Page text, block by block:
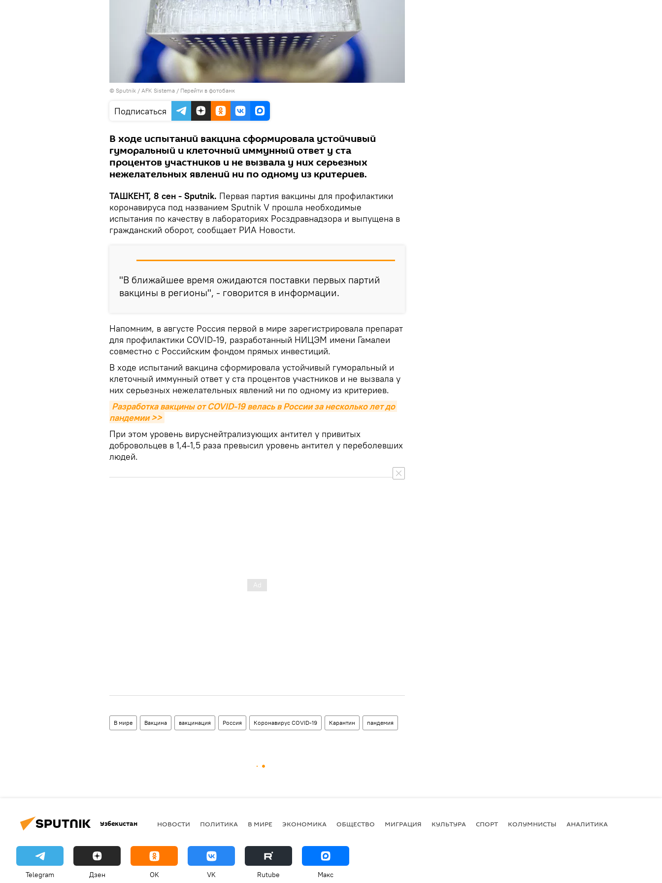
© Sputnik / AFK Sistema / Перейти в фотобанк
Подписаться
В ходе испытаний вакцина сформировала устойчивый
гуморальный и клеточный иммунный ответ у ста
процентов участников и не вызвала у них серьезных
нежелательных явлений ни по одному из критериев.
ТАШКЕНТ, 8 сен - Sputnik. Первая партия вакцины для профилактики
коронавируса под названием Sputnik V прошла необходимые
испытания по качеству в лабораториях Росздравнадзора и выпущена в
гражданский оборот, сообщает РИА Новости.
"В ближайшее время ожидаются поставки первых партий
вакцины в регионы", - говорится в информации.
Напомним, в августе Россия первой в мире зарегистрировала препарат
для профилактики COVID-19, разработанный НИЦЭМ имени Гамалеи
совместно с Российским фондом прямых инвестиций.
В ходе испытаний вакцина сформировала устойчивый гуморальный и
клеточный иммунный ответ у ста процентов участников и не вызвала у
них серьезных нежелательных явлений ни по одному из критериев.
Разработка вакцины от COVID-19 велась в России за несколько лет до
пандемии >>
При этом уровень вируснейтрализующих антител у привитых
добровольцев в 1,4-1,5 раза превысил уровень антител у переболевших
людей.
В мире Вакцина вакцинация Россия Коронавирус COVID-19 Карантин пандемия
Узбекистан НОВОСТИ ПОЛИТИКА В МИРЕ ЭКОНОМИКА ОБЩЕСТВО МИГРАЦИЯ КУЛЬТУРА СПОРТ КОЛУМНИСТЫ АНАЛИТИКА
Telegram Дзен OK VK Rutube Макс